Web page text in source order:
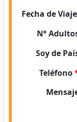
Fecha de Viaje
N°
Soy de
Teléfono